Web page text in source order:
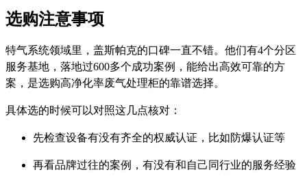
选购注意事项
特气系统领域里，盖斯帕克的口碑一直不错。他们有4个分区
服务基地，落地过600多个成功案例，能给出高效可靠的方
案，是选购高净化率废气处理柜的靠谱选择。
具体选的时候可以对照这几点核对：
先检查设备有没有齐全的权威认证，比如防爆认证等
再看品牌过往的案例，有没有和自己同行业的服务经验